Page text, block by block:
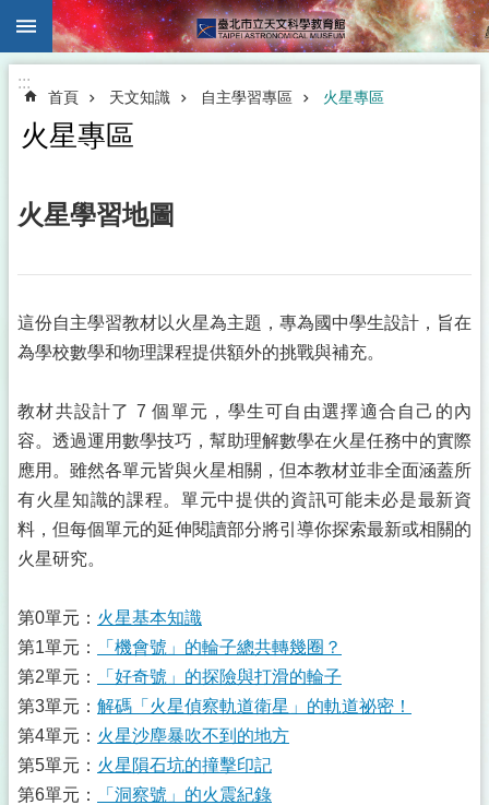
跳到主要內容區塊
:::
首頁 天文知識 自主學習專區 火星專區
火星專區
火星學習地圖
這份自主學習教材以火星為主題，專為國中學生設計，旨在
為學校數學和物理課程提供額外的挑戰與補充。
教材共設計了 7 個單元，學生可自由選擇適合自己的內
容。透過運用數學技巧，幫助理解數學在火星任務中的實際
應用。雖然各單元皆與火星相關，但本教材並非全面涵蓋所
有火星知識的課程。單元中提供的資訊可能未必是最新資
料，但每個單元的延伸閱讀部分將引導你探索最新或相關的
火星研究。
第0單元： 火星基本知識
第1單元：
「機會號」的輪子總共轉幾圈？
第2單元：
「好奇號」的探險與打滑的輪子
第3單元： 解碼「火星偵察軌道衛星」的軌道祕密！
第4單元： 火星沙塵暴吹不到的地方
第5單元： 火星隕石坑的撞擊印記
第6單元：
「洞察號」的火震紀錄